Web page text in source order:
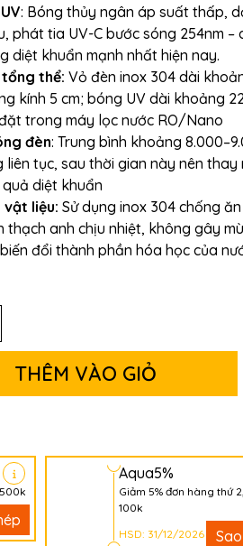
: Bóng thủy ngân áp suất thấp,
phát tia UV-C bước sóng 254nm –
diệt khuẩn mạnh nhất hiện nay.
thể: Vỏ đèn inox 304 dài
kính 5 cm; bóng UV dài khoảng
trong máy lọc nước RO/Nano
đèn: Trung bình khoảng
liên tục, sau thời gian này nên thay
diệt khuẩn
vật liệu: Sử dụng inox 304 chống
thạch anh chịu nhiệt, không gây
đổi thành phần hóa học của
THÊM VÀO GIỎ
Aqua5%
Giảm 5% đơn hàng thứ
100k
HSD: 31/12/2026